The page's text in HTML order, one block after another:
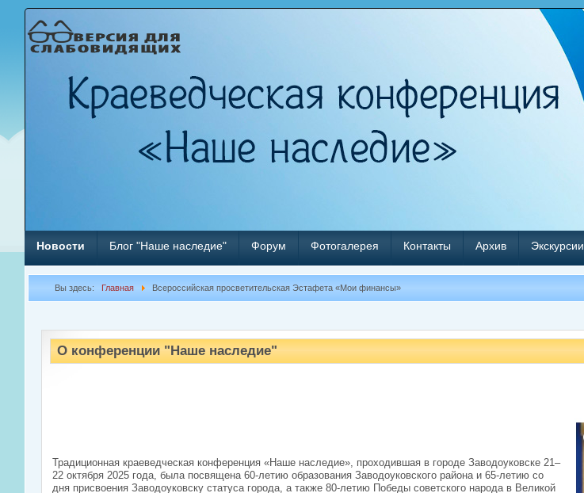
Новости Блог "Наше наследие" Форум Фотогалерея Контакты Архив Экскурсии
Вы здесь: Главная Всероссийская просветительская Эстафета «Мои финансы»
О конференции "Наше наследие"
Традиционная краеведческая конференция «Наше наследие», проходившая в городе Заводоуковске 21–
22 октября 2025 года, была посвящена 60-летию образования Заводоуковского района и 65-летию со
дня присвоения Заводоуковску статуса города, а также 80-летию Победы советского народа в Великой